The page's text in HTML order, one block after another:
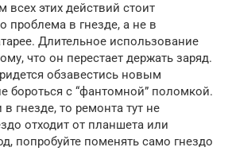
всех этих действий стоит
проблема в гнезде, а не в
Длительное использование
что он перестает держать заряд.
обзавестись новым
бороться с “фантомной” поломкой.
гнезде, то ремонта тут не
отходит от планшета или
попробуйте поменять само гнездо